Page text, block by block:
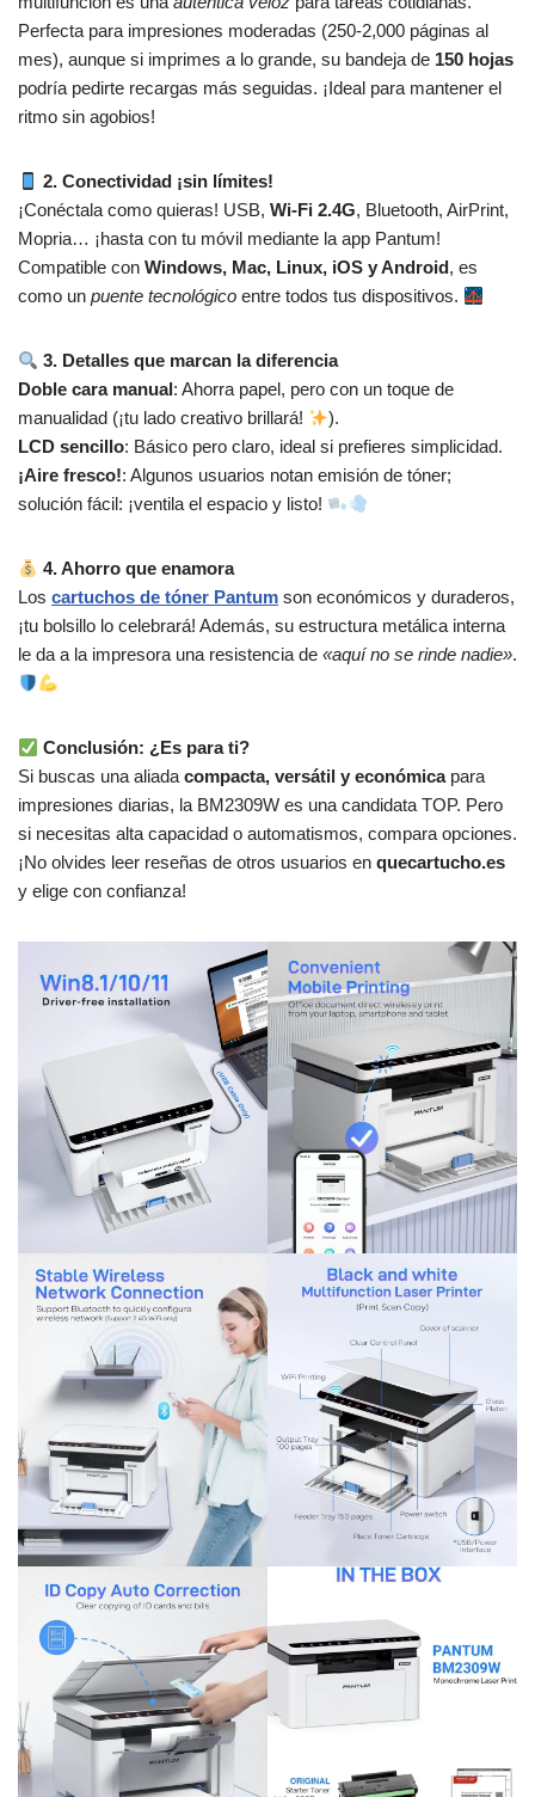
Perfecta para impresiones moderadas (250-2,000 páginas al
mes), aunque si imprimes a lo grande, su bandeja de 150 hojas
podría pedirte recargas más seguidas. ¡Ideal para mantener el
ritmo sin agobios!
2. Conectividad ¡sin límites!
¡Conéctala como quieras! USB, Wi-Fi 2.4G, Bluetooth, AirPrint,
Mopria… ¡hasta con tu móvil mediante la app Pantum!
Compatible con Windows, Mac, Linux, iOS y Android, es
como un puente tecnológico entre todos tus dispositivos.
3. Detalles que marcan la diferencia
Doble cara manual: Ahorra papel, pero con un toque de
manualidad (¡tu lado creativo brillará!
).
LCD sencillo: Básico pero claro, ideal si prefieres simplicidad.
¡Aire fresco!: Algunos usuarios notan emisión de tóner;
solución fácil: ¡ventila el espacio y listo!
4. Ahorro que enamora
Los cartuchos de tóner Pantum son económicos y duraderos,
¡tu bolsillo lo celebrará! Además, su estructura metálica interna
le da a la impresora una resistencia de «aquí no se rinde nadie».
Conclusión: ¿Es para ti?
Si buscas una aliada compacta, versátil y económicapara
impresiones diarias, la BM2309W es una candidata TOP. Pero
si necesitas alta capacidad o automatismos, compara opciones.
¡No olvides leer reseñas de otros usuarios en quecartucho.es
y elige con confianza!